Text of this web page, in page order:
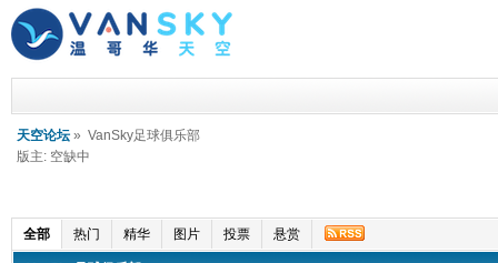
天空论坛 » VanSky足球俱乐部
版主: 空缺中
全部 热门 精华 图片 投票 悬赏